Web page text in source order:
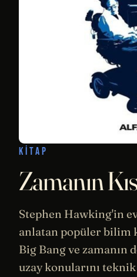
KITAP
Zamanın
Stephen Hawking'in
anlatan popüler bilim
Big Bang ve zamanın
uzaykonularını